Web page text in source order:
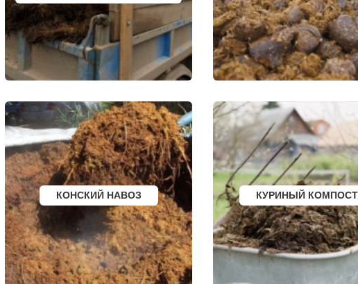
СОЛНЕЧНОГОРСК
СОЛНЦЕВО
СОФРИНО
СОФЬИНО
СТАРАЯ КУПАВНА
СТАРБЕЕВО
СТАРЫЙ ГОРОДОК
СТУПИНО
СХОДНЯ
СЫЧЕВО
ТАЛДОМ
ТЕКСТИЛЬЩИК
ТЕМПЫ
ТИШКОВО
ТОМИЛИНО
ТРОИЦК
ТРОИЦКОЕ
ТУГОЛЕССКИЙ БОР
ТУПИКОВО
ТУЧКОВО
УВАРОВКА
УДЕЛЬНАЯ
УЗУНОВО
УСПЕНСКОЕ
АНГАРСК
СТЕРЛИТАМАК
ГРЯЗИ
ДНО
ТЕМРЮК
ЛУГА
БАТАЙСК
РЫБИНСК
СЛАВЯНСК НА КУБАНИ
ТУЙМАЗЫ
МУРОМ
СЫЗРАНЬ
ПУШКИН
ВСЕВОЛОЖСК
АРЗАМАС
АРМАВИР
СЛАНЦЫ
ПЛАСТ
САФОНОВО
БИЙСК
ВОЛГОДОНСК
ТИХОРЕЦК
КИНГИСЕПП
ТИМАШЕВСК
БАЛАШОВ
ВЫШНИЙ ВОЛОЧЕК
БЕЛОЯРСКИЙ
ГУСЬ
ИЗБЕРБАШ
НАЗРАНЬ
АБИНСК
ИСКИТИМ
СЫСЕРТЬ
КЫЗЫЛ
МИХАЙЛОВКА
АКСАЙ
ПЕРЕСЛАВЛЬ
ЖУКОВ
КУРЧАТОВ
УГЛИЧ
ШЕБЕКИНО
БЕЛОВО
СОКОЛ
ОЗЕРСК
ОКТЯБРЬСК
КИМРЫ
КОТЛАС
КОНСКИЙ НАВОЗ КУРИНЫЙ КОМПОСТ